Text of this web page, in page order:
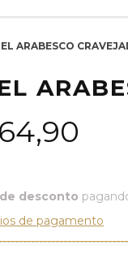
ARABESCO
desconto
de pagamento